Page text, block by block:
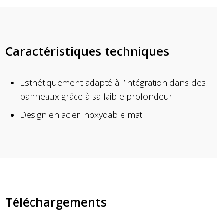
Caractéristiques techniques
Esthétiquement adapté à l’intégration dans des
panneaux grâce à sa faible profondeur.
Design en acier inoxydable mat.
Téléchargements